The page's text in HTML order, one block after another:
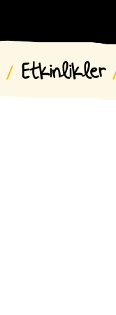
Etkinlikler